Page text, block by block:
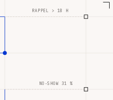
RAPPEL > 18 H
NO-SHOW 31 %